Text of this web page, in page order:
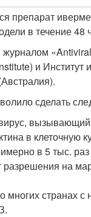
препарат
в течение 48
и
сделать
в клеточную
в 5 тыс. раз
на
многих странах